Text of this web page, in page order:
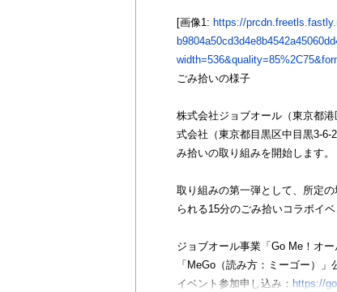
[画像1: https://
ごみ拾いの様子
株式会社ジョブオール（東京都
式会社（東京都目黒区中目黒3-
み拾いの取り組みを開始します。
取り組みの第一弾として、所定
られる15分のごみ拾いコラボイ
ジョブオール事業「Go Me！オ
「MeGo（読み方：ミーゴー）」
イベント参加申し込み： https://